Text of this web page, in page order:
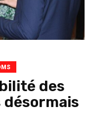
des
désormais